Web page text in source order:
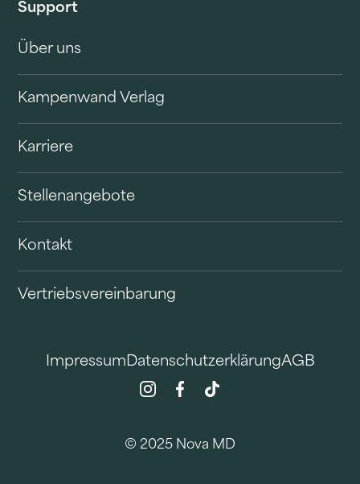
Support
Über uns
Kampenwand Verlag
Karriere
Stellenangebote
Kontakt
Vertriebsvereinbarung
ImpressumDatenschutzerklärungAGB
© 2025 Nova MD